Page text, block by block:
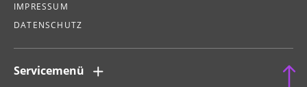
IMPRESSUM
DATENSCHUTZ
Servicemenü